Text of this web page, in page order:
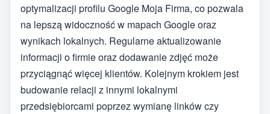
optymalizacji profilu Google Moja Firma, co pozwala
na lepszą widoczność w mapach Google oraz
wynikach lokalnych. Regularne aktualizowanie
informacji o firmie oraz dodawanie zdjęć może
przyciągnąć więcej klientów. Kolejnym krokiem jest
budowanie relacji z innymi lokalnymi
przedsiębiorcami poprzez wymianę linków czy